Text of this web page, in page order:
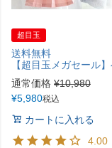
超目玉
送料無料
【超目玉メガセール】ベビー袴ワンピース 女の子 袴風 ベビー服 ベビー袴 着物 和装 お食い初め お宮参り 100日祝い お正月
通常価格 ¥10,980
¥5,980税込
カートに入れる
4.00